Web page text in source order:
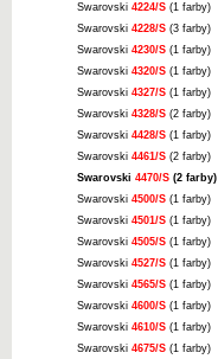
Swarovski 4224/S (1 farby)
Swarovski 4228/S (3 farby)
Swarovski 4230/S (1 farby)
Swarovski 4320/S (1 farby)
Swarovski 4327/S (1 farby)
Swarovski 4328/S (2 farby)
Swarovski 4428/S (1 farby)
Swarovski 4461/S (2 farby)
Swarovski 4470/S (2 farby)
Swarovski 4500/S (1 farby)
Swarovski 4501/S (1 farby)
Swarovski 4505/S (1 farby)
Swarovski 4527/S (1 farby)
Swarovski 4565/S (1 farby)
Swarovski 4600/S (1 farby)
Swarovski 4610/S (1 farby)
Swarovski 4675/S (1 farby)